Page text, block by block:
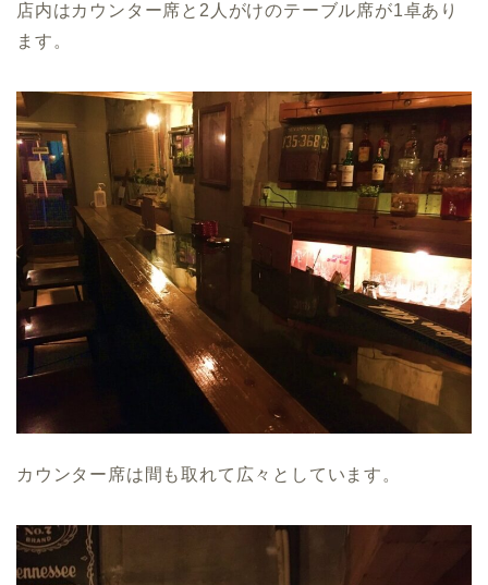
店内はカウンター席と2人がけのテーブル席が1卓あり
ます。
カウンター席は間も取れて広々としています。